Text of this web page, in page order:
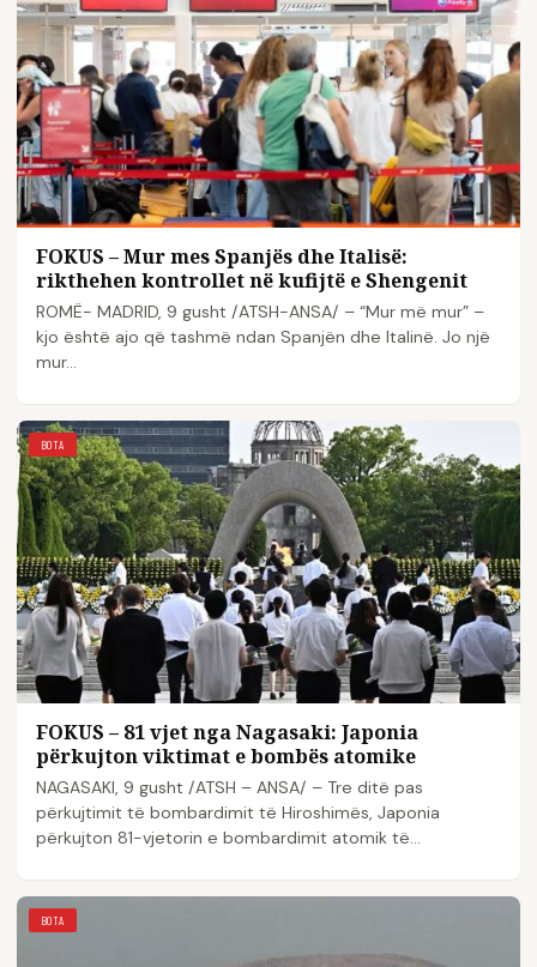
FOKUS – Mur mes Spanjës dhe Italisë:
rikthehen kontrollet në kufijtë e Shengenit
ROMË- MADRID, 9 gusht /ATSH-ANSA/ – “Mur më mur” –
kjo është ajo që tashmë ndan Spanjën dhe Italinë. Jo një
mur…
BOTA
FOKUS – 81 vjet nga Nagasaki: Japonia
përkujton viktimat e bombës atomike
NAGASAKI, 9 gusht /ATSH – ANSA/ – Tre ditë pas
përkujtimit të bombardimit të Hiroshimës, Japonia
përkujton 81-vjetorin e bombardimit atomik të…
BOTA